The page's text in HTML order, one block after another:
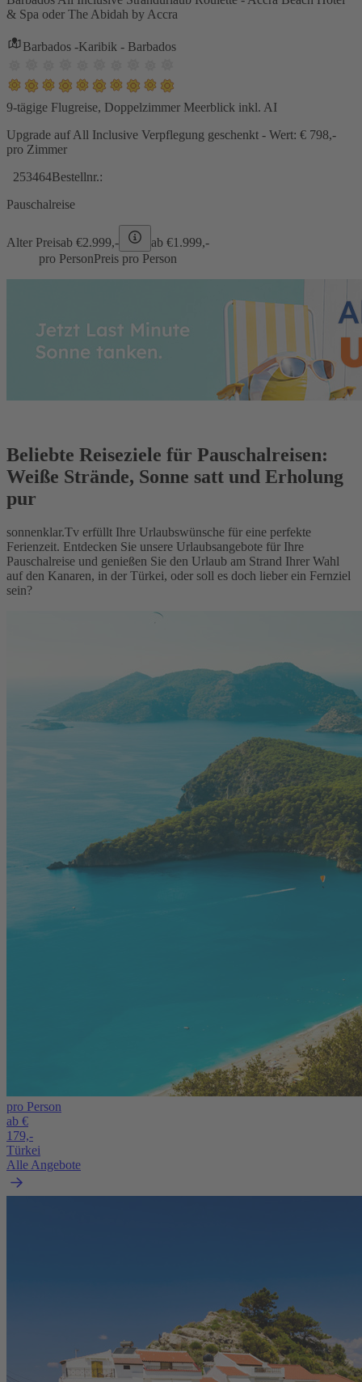
& Spa oder The Abidah by Accra
Barbados -Karibik - Barbados
9-tägige Flugreise, Doppelzimmer Meerblick inkl. AI
Upgrade auf All Inclusive Verpflegung geschenkt - Wert: € 798,-
pro Zimmer
253464Bestellnr.:
Pauschalreise
Alter Preisab €2.999,- ab €1.999,-
pro PersonPreis pro Person
Beliebte Reiseziele für Pauschalreisen:
Weiße Strände, Sonne satt und Erholung
pur
sonnenklar.Tv erfüllt Ihre Urlaubswünsche für eine perfekte
Ferienzeit. Entdecken Sie unsere Urlaubsangebote für Ihre
Pauschalreise und genießen Sie den Urlaub am Strand Ihrer Wahl
auf den Kanaren, in der Türkei, oder soll es doch lieber ein Fernziel
sein?
pro Person
ab €
179,-
Türkei
Alle Angebote